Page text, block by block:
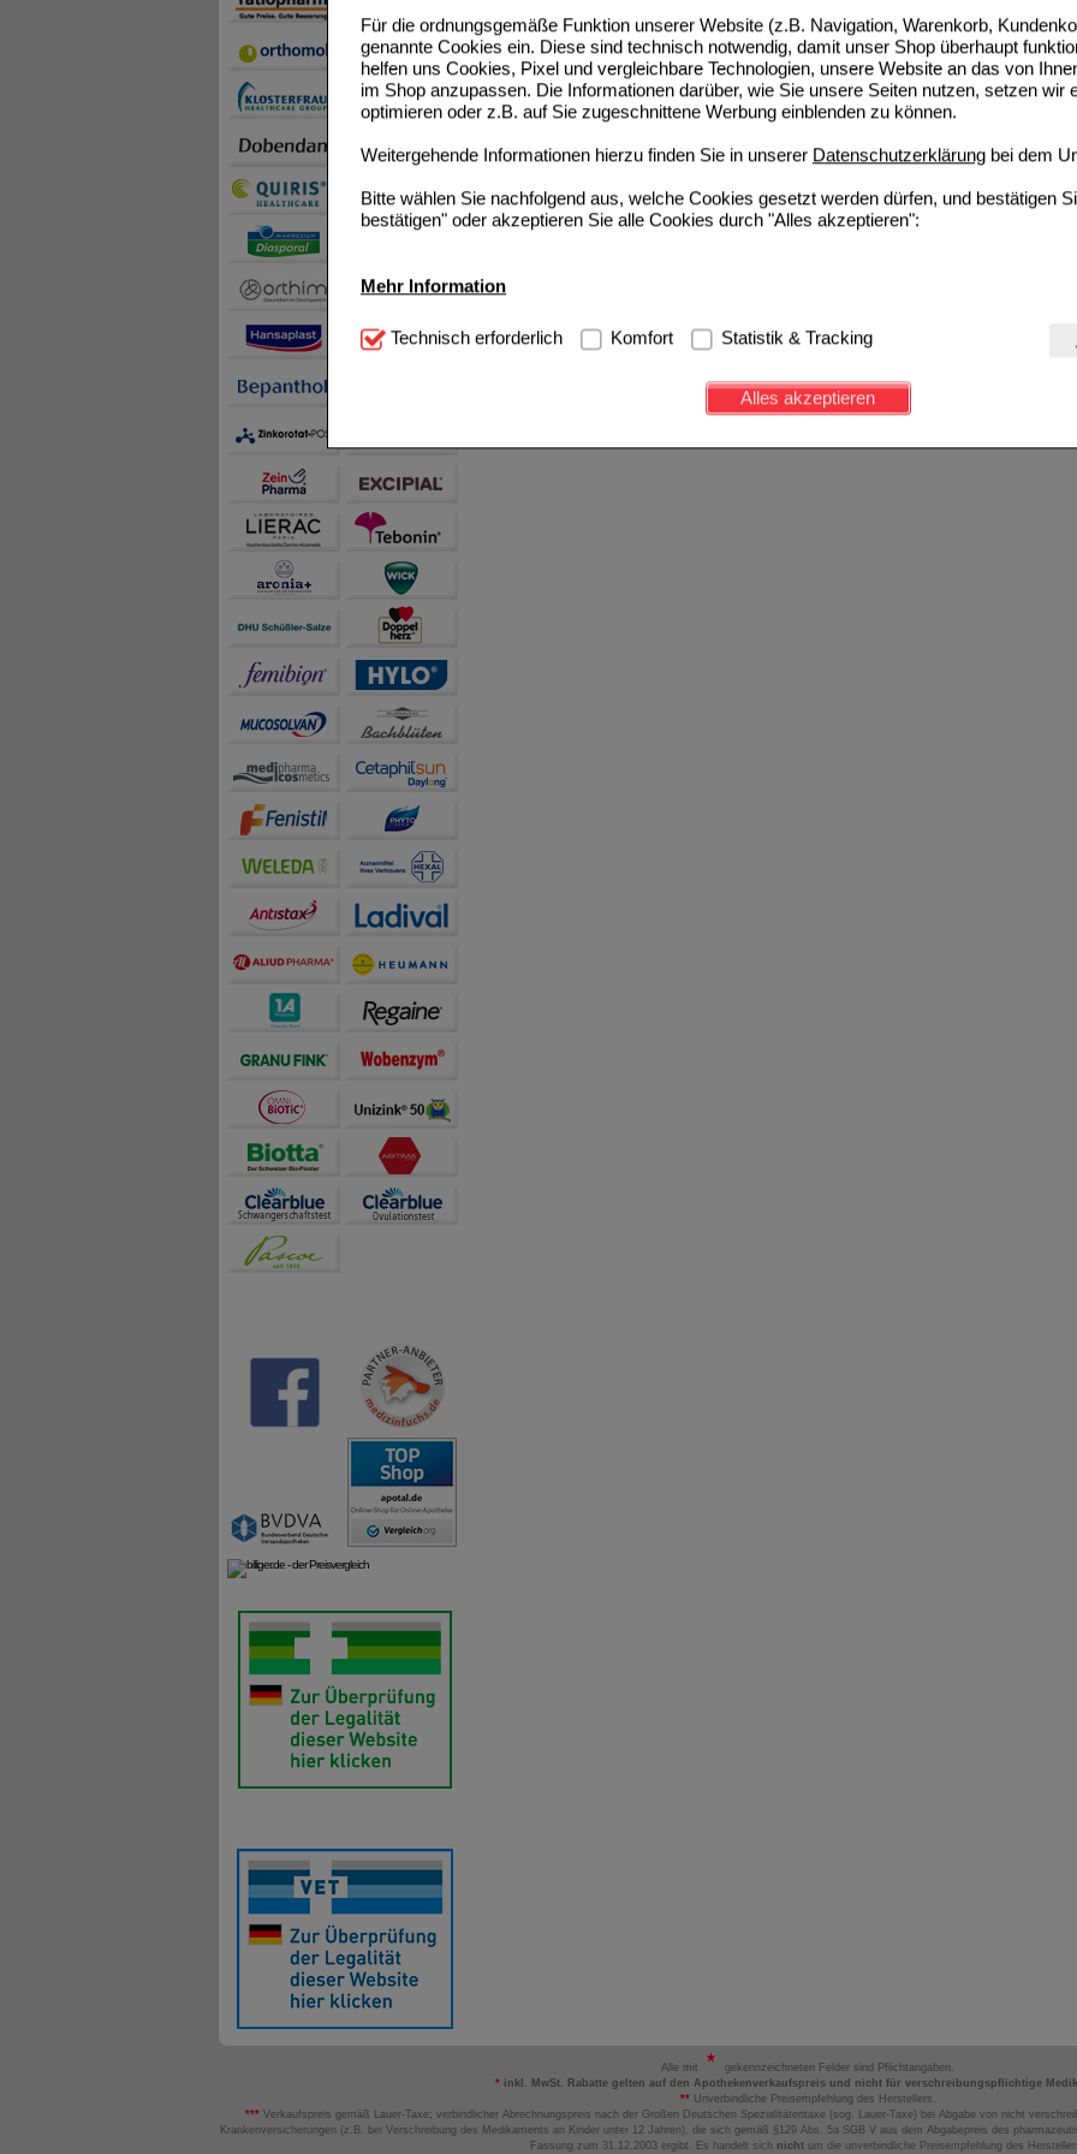
Für die ordnungsgemäße Funktion unserer Website (z.B. Navigation, Warenkorb,
genannte Cookies ein. Diese sind technisch notwendig, damit unser Shop überhaupt
helfen uns Cookies, Pixel und vergleichbare Technologien, unsere Website an das von
im Shop anzupassen. Die Informationen darüber, wie Sie unsere Seiten nutzen, setzen wir
optimieren oder z.B. auf Sie zugeschnittene Werbung einblenden zu können.
Weitergehende Informationen hierzu finden Sie in unserer Datenschutzerklärung bei dem
Bitte wählen Sie nachfolgend aus, welche Cookies gesetzt werden dürfen, und bestätigen
bestätigen" oder akzeptieren Sie alle Cookies durch "Alles akzeptieren":
Mehr Information
Technisch Notwendig: Hierbei handelt es sich um Cookies, die für die Grundfunktionen
notwendig sind (z.B. Navigation, Warenkorb, Kundenkonto), weshalb auf diese nicht
Diese Cookies werden genutzt um das Einkaufserlebnis noch ansprechender zu
beispielsweise für die Wiedererkennung des Besuchers oder unsere Seite an bevorzugte
sammeln, mit deren Hilfe wir unsere Website weiter für Sie optimieren können, den Inhalt
auch die Werbung auf Drittseiten möglichst relevant für Sie zu gestalten. Bitte beachten Sie,
teilweise an Dritte wie z.B. Google oder soziale Medien übertragen werden.
Technisch erforderlich Komfort Statistik & Tracking
Alles akzeptieren
NICORETTE Kaugummi 2 mg freshfruit
Kenvue Germany GmbH (OTC)
17594104
210
0
AVP***
Sie sparen 20,18 € 32%
30 St 105 St 210 St
Alle mit
gekennzeichneten Felder sind Pflichtangaben.
* inkl. MwSt. Rabatte gelten auf den Apothekenverkaufspreis und nicht für verschreibungspflichtige
**Unverbindliche Preisempfehlung des Herstellers.
*** Verkaufspreis gemäß Lauer-Taxe; verbindlicher Abrechnungspreis nach der Großen Deutschen Spezialitätentaxe (sog. Lauer-Taxe) bei Abgabe von nicht
Krankenversicherungen (z.B. bei Verschreibung des Medikaments an Kinder unter 12 Jahren), die sich gemäß §129 Abs. 5a SGB V aus dem Abgabepreis des
Fassung zum 31.12.2003 ergibt. Es handelt sich nicht um die unverbindliche Preisempfehlung des